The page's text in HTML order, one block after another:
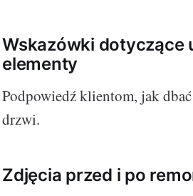
Wskazówki dotyczące
elementy
Podpowiedź klientom, jak
drzwi.
Zdjęcia przed i po